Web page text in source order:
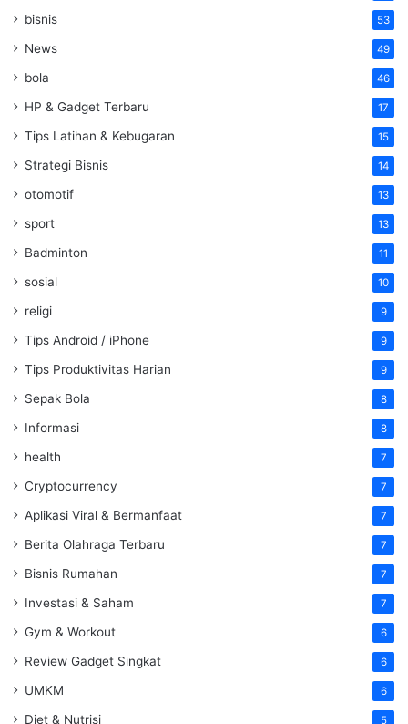
bisnis 53
News 49
bola 46
HP & Gadget Terbaru 17
Tips Latihan & Kebugaran 15
Strategi Bisnis 14
otomotif 13
sport 13
Badminton 11
sosial 10
religi 9
Tips Android / iPhone 9
Tips Produktivitas Harian 9
Sepak Bola 8
Informasi 8
health 7
Cryptocurrency 7
Aplikasi Viral & Bermanfaat 7
Berita Olahraga Terbaru 7
Bisnis Rumahan 7
Investasi & Saham 7
Gym & Workout 6
Review Gadget Singkat 6
UMKM 6
Diet & Nutrisi 5